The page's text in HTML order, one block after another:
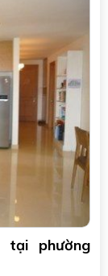
tại phường